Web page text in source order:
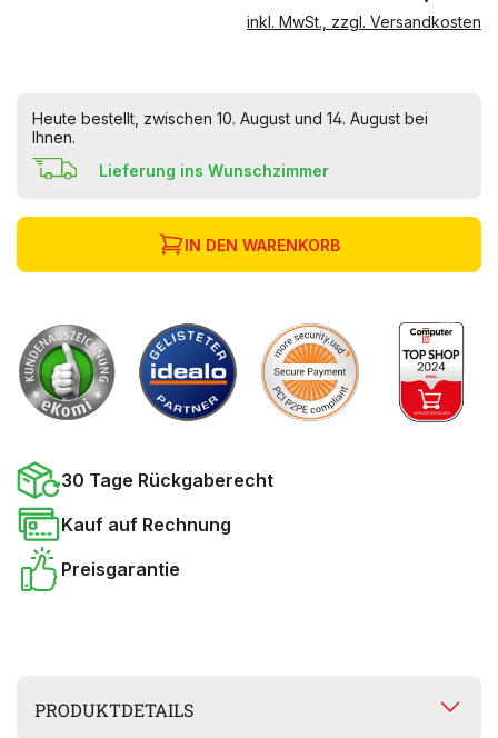
inkl. MwSt., zzgl. Versandkosten
Heute bestellt, zwischen 10. August und 14. August bei
Ihnen.
Lieferung ins Wunschzimmer
IN DEN WARENKORB
30 Tage Rückgaberecht
Kauf auf Rechnung
Preisgarantie
PRODUKTDETAILS